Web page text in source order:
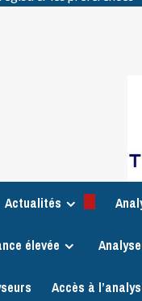
Actualités
élevée
Accès à